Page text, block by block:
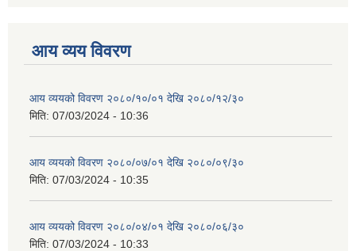
आय व्यय विवरण
आय व्ययको विवरण २०८०/१०/०१ देखि २०८०/१२/३०
मिति: 07/03/2024 - 10:36
आय व्ययको विवरण २०८०/०७/०१ देखि २०८०/०९/३०
मिति: 07/03/2024 - 10:35
आय व्ययको विवरण २०८०/०४/०१ देखि २०८०/०६/३०
मिति: 07/03/2024 - 10:33